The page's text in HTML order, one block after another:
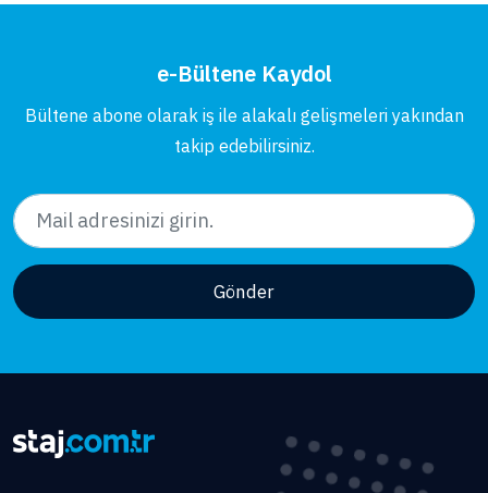
e-Bültene Kaydol
Bültene abone olarak iş ile alakalı gelişmeleri yakından
takip edebilirsiniz.
Gönder